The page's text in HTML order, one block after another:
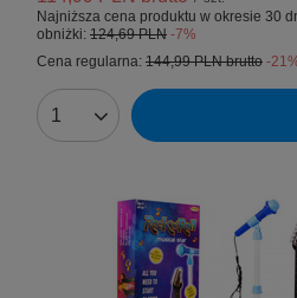
Najniższa cena produktu w okresie 30
obniżki: 124,69 PLN -7%
Cena regularna: 144,99 PLNbrutto -